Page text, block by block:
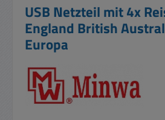
USB Netzteil mit 4x
England British
Europa